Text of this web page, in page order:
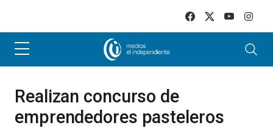
Realizan concurso de
emprendedores pasteleros